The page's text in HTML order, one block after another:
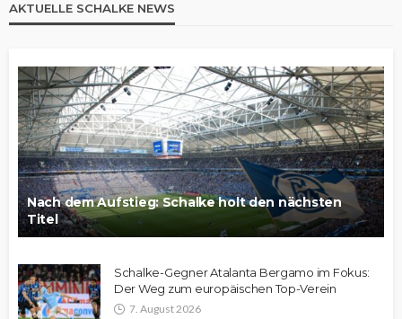
AKTUELLE SCHALKE NEWS
Nach dem Aufstieg: Schalke holt den nächsten
Titel
Schalke-Gegner Atalanta Bergamo im Fokus:
Der Weg zum europäischen Top-Verein
7. August 2026